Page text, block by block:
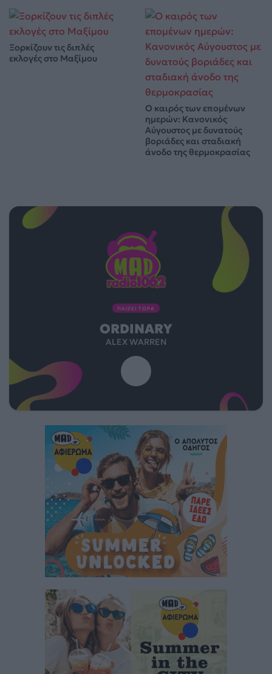
Ξορκίζουν τις διπλές
εκλογές στο Μαξίμου
Ο καιρός των επομένων
ημερών: Κανονικός
Αύγουστος με δυνατούς
βοριάδες και σταδιακή
άνοδο της θερμοκρασίας
ΠΑΙΖΕΙ ΤΩΡΑ
ORDINARY
ALEX WARREN